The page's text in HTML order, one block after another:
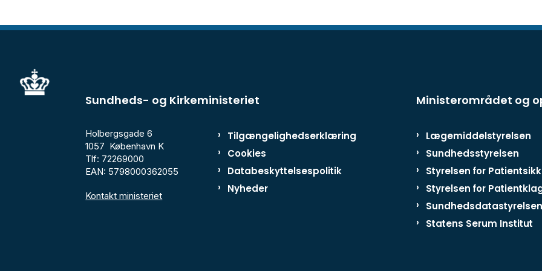
Sundheds- og Kirkeministeriet Ministerområdet og
Holbergsgade 6
1057 København K
Tlf: 72269000
EAN: 5798000362055
Kontakt ministeriet
Tilgængelighedserklæring
Cookies
Databeskyttelsespolitik
Nyheder
Lægemiddelstyrelsen
Sundhedsstyrelsen
Styrelsen for
Styrelsen for
Sundhedsdatastyrelsen
Statens Serum Institut